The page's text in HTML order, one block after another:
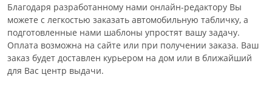
Благодаря разработанному нами онлайн-редактору Вы
можете с легкостью заказать автомобильную табличку, а
подготовленные нами шаблоны упростят вашу задачу.
Оплата возможна на сайте или при получении заказа. Ваш
заказ будет доставлен курьером на дом или в ближайший
для Вас центр выдачи.